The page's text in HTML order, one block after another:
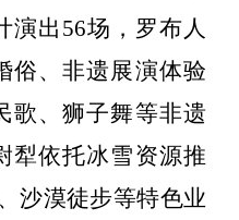
演出 56场，罗布人
俗、非遗展演体验
歌、狮子舞等非遗
犁依托冰雪资源推
沙漠徒步等特色业